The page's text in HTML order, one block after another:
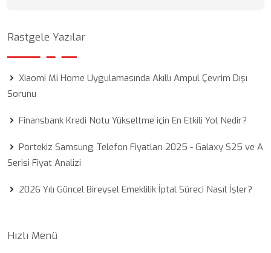
Rastgele Yazılar
Xiaomi Mi Home Uygulamasında Akıllı Ampul Çevrim Dışı
Sorunu
Finansbank Kredi Notu Yükseltme için En Etkili Yol Nedir?
Portekiz Samsung Telefon Fiyatları 2025 - Galaxy S25 ve A
Serisi Fiyat Analizi
2026 Yılı Güncel Bireysel Emeklilik İptal Süreci Nasıl İşler?
Hızlı Menü